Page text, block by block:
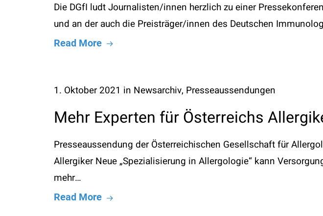
Die DGfI ludt Journalisten/innen herzlich zu einer
und an der auch die Preisträger/innen des Deutschen
Read More
1. Oktober 2021 in Newsarchiv, Presseaussendungen
Mehr Experten für Österreichs
Presseaussendung der Österreichischen Gesellschaft für
Allergiker Neue „Spezialisierung in Allergologie“ kann
mehr…
Read More